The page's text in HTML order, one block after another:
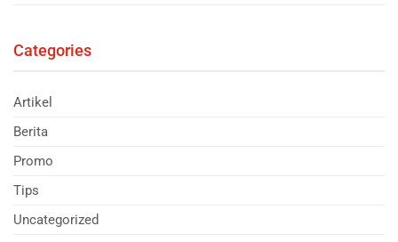
Categories
Artikel
Berita
Promo
Tips
Uncategorized